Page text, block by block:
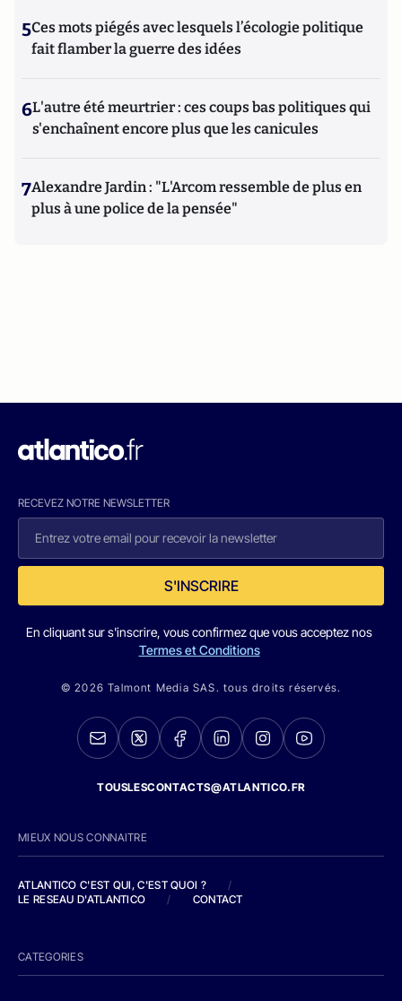
5Ces mots piégés avec lesquels l’écologie politique
fait flamber la guerre des idées
6L'autre été meurtrier : ces coups bas politiques qui
s'enchaînent encore plus que les canicules
7Alexandre Jardin : "L'Arcom ressemble de plus en
plus à une police de la pensée"
RECEVEZ NOTRE NEWSLETTER
S'INSCRIRE
En cliquant sur s'inscrire, vous confirmez que vous acceptez nos
Termes et Conditions
© 2026 Talmont Media SAS. tous droits réservés.
TOUSLESCONTACTS@ATLANTICO.FR
MIEUX NOUS CONNAITRE
ATLANTICO C'EST QUI, C'EST QUOI ?
/
LE RESEAU D'ATLANTICO
/ CONTACT
CATEGORIES